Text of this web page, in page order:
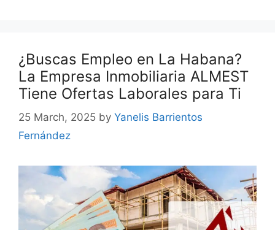
¿Buscas Empleo en La Habana?
La Empresa Inmobiliaria ALMEST
Tiene Ofertas Laborales para Ti
25 March, 2025 by Yanelis Barrientos
Fernández